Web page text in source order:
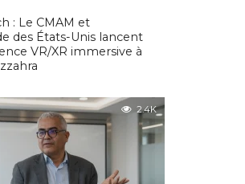
: Le CMAM et
des États-Unis lancent
VR/XR immersive à
2.4K